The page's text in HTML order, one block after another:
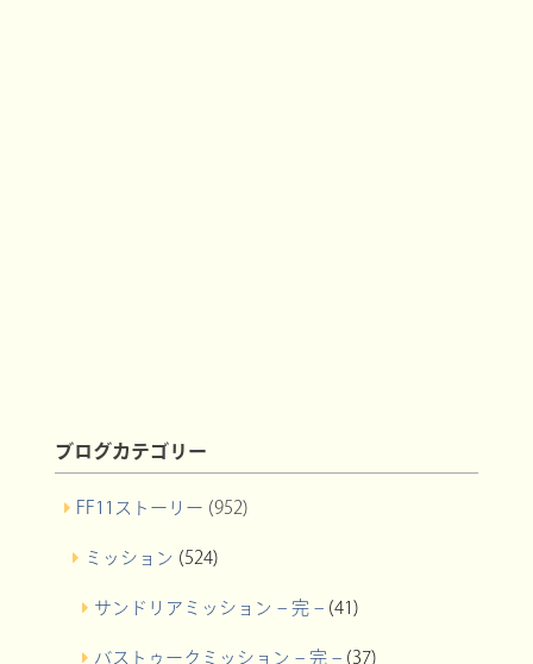
ブログカテゴリー
FF11ストーリー (952)
ミッション (524)
サンドリアミッション – 完 –(41)
バストゥークミッション – 完 –(37)